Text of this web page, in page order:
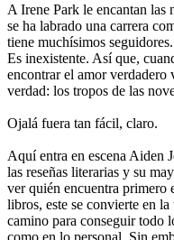
A Irene Park le encantan las
se ha labrado una carrera
tiene muchísimos
Es inexistente. Así que,
encontrar el amor verdadero
verdad: los tropos de las
Ojalá fuera tan fácil, claro.
Aquí entra en escena Aiden
las reseñas literarias y su
ver quién encuentra primero
libros, este se convierte en
camino para conseguir todo
como en lo personal. Sin